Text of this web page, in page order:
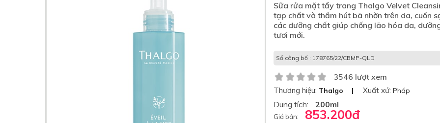
Sữa rửa mặt tẩy trang Thalgo Velvet
tạp chất và thấm hút bã nhờn trên da, cuốn
các dưỡng chất giúp chống lão hóa da,
tươi mới.
Số công bố : 178765/22/CBMP-QLD
3546 lượt xem
Thương hiệu: Thalgo Xuất xứ: Pháp
Dung tích: 200ml
Giá bán: 853.200đ